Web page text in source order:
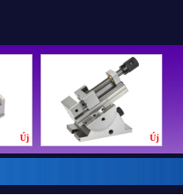
Új Új